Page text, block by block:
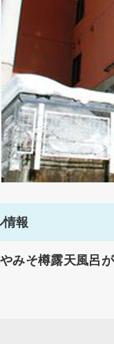
報
みそ樽露天風呂が